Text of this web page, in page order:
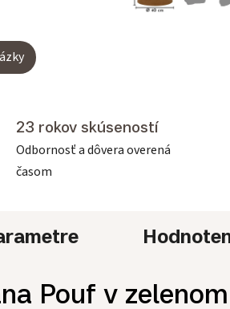
23 rokov skúseností
Odbornosť a dôvera overená
časom
Pouf v